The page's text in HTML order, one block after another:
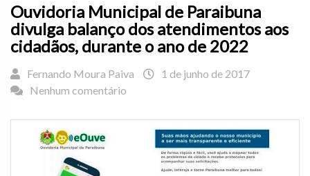
Ouvidoria Municipal de Paraibuna
divulga balanço dos atendimentos aos
cidadãos, durante o ano de 2022
Fernando Moura Paiva
1 de junho de 2017
Nenhum comentário